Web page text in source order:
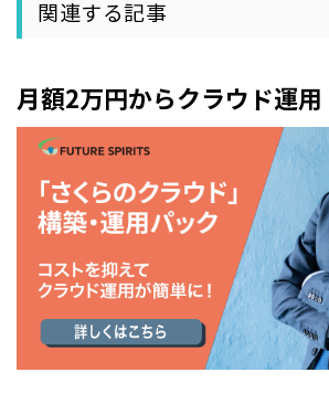
関連する記事
月額2万円からクラウド運用